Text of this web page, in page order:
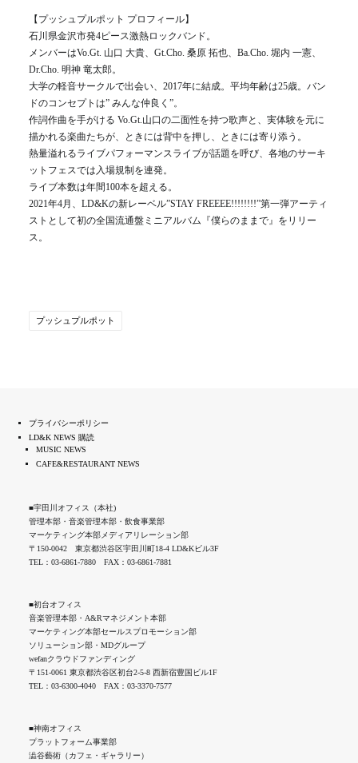
【プッシュプルポット プロフィール】
石川県金沢市発4ピース激熱ロックバンド。
メンバーはVo.Gt. 山口 大貴、Gt.Cho. 桑原 拓也、Ba.Cho. 堀内 一憲、
Dr.Cho. 明神 竜太郎。
大学の軽音サークルで出会い、2017年に結成。平均年齢は25歳。バン
ドのコンセプトは” みんな仲良く”。
作詞作曲を手がける Vo.Gt.山口の二面性を持つ歌声と、実体験を元に
描かれる楽曲たちが、ときには背中を押し、ときには寄り添う。
熱量溢れるライブパフォーマンスライブが話題を呼び、各地のサーキ
ットフェスでは入場規制を連発。
ライブ本数は年間100本を超える。
2021年4月、LD&Kの新レーベル”STAY FREEEE!!!!!!!!”第一弾アーティ
ストとして初の全国流通盤ミニアルバム『僕らのままで』をリリー
ス。
プッシュプルポット
プライバシーポリシー
LD&K NEWS 購読
MUSIC NEWS
CAFE&RESTAURANT NEWS
■宇田川オフィス（本社)
管理本部・音楽管理本部・飲食事業部
マーケティング本部メディアリレーション部
〒150-0042 東京都渋谷区宇田川町18-4 LD&Kビル3F
TEL：03-6861-7880 FAX：03-6861-7881
■初台オフィス
音楽管理本部・A&Rマネジメント本部
マーケティング本部セールスプロモーション部
ソリューション部・MDグループ
wefanクラウドファンディング
〒151-0061 東京都渋谷区初台2-5-8 西新宿豊国ビル1F
TEL：03-6300-4040 FAX：03-3370-7577
■神南オフィス
プラットフォーム事業部
澁谷藝術（カフェ・ギャラリー）